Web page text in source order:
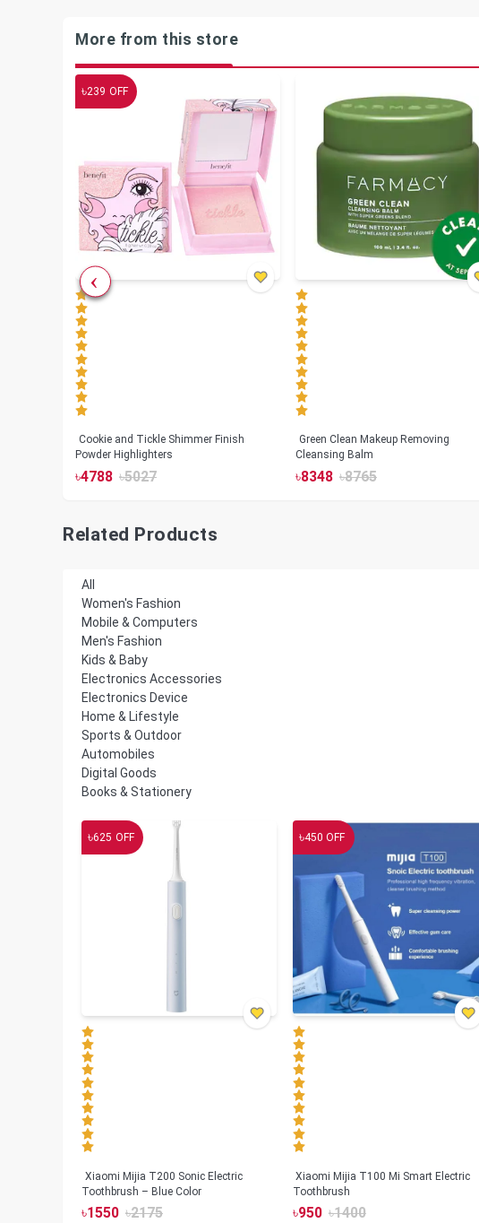
More from this store
৳239 OFF
Cookie and Tickle Shimmer Finish
Powder Highlighters
৳4788 ৳5027
Green Clean Makeup Removing
Cleansing Balm
৳8348 ৳8765
Related Products
All
Women's Fashion
Mobile & Computers
Men's Fashion
Kids & Baby
Electronics Accessories
Electronics Device
Home & Lifestyle
Sports & Outdoor
Automobiles
Digital Goods
Books & Stationery
৳625 OFF
Xiaomi Mijia T200 Sonic Electric
Toothbrush – Blue Color
৳1550 ৳2175
৳450 OFF
Xiaomi Mijia T100 Mi Smart Electric
Toothbrush
৳950 ৳1400